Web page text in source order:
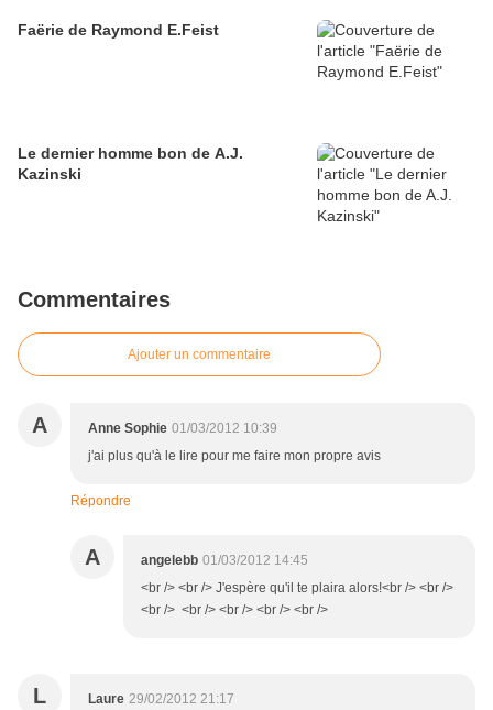
Faërie de Raymond E.Feist
Le dernier homme bon de A.J.
Kazinski
Commentaires
Ajouter un commentaire
A Anne Sophie 01/03/2012 10:39
j'ai plus qu'à le lire pour me faire mon propre avis
Répondre
A angelebb 01/03/2012 14:45
<br /> <br /> J'espère qu'il te plaira alors!<br /> <br />
<br /> <br /> <br /> <br /> <br />
L Laure 29/02/2012 21:17